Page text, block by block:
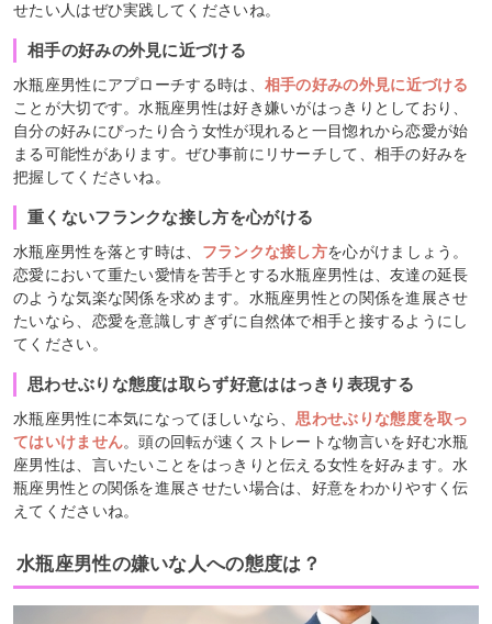
せたい人はぜひ実践してくださいね。
相手の好みの外見に近づける
水瓶座男性にアプローチする時は、 相手の好みの外見に近づける
ことが大切です。水瓶座男性は好き嫌いがはっきりとしており、
自分の好みにぴったり合う女性が現れると一目惚れから恋愛が始
まる可能性があります。ぜひ事前にリサーチして、相手の好みを
把握してくださいね。
重くないフランクな接し方を心がける
水瓶座男性を落とす時は、 フランクな接し方を心がけましょう。
恋愛において重たい愛情を苦手とする水瓶座男性は、友達の延長
のような気楽な関係を求めます。水瓶座男性との関係を進展させ
たいなら、恋愛を意識しすぎずに自然体で相手と接するようにし
てください。
思わせぶりな態度は取らず好意ははっきり表現する
水瓶座男性に本気になってほしいなら、思わせぶりな態度を取っ
てはいけません。頭の回転が速くストレートな物言いを好む水瓶
座男性は、言いたいことをはっきりと伝える女性を好みます。水
瓶座男性との関係を進展させたい場合は、好意をわかりやすく伝
えてくださいね。
水瓶座男性の嫌いな人への態度は？